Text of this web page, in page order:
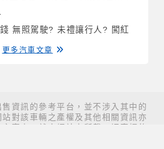
闖紅
更多汽車文章
資訊的參考平台，並不涉入其中的
對該車輛之產權及其他相關資訊亦
審查。就本網站中所載一切車輛的